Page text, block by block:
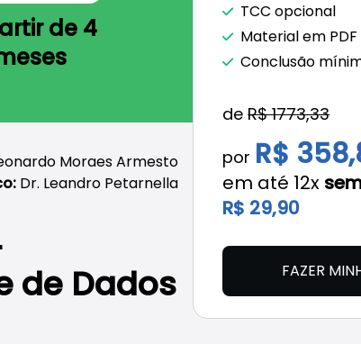
de 4
Moraes Armesto
Dr. Leandro Petarnella
de Dados
TCC opcional
Material em PDF
Conclusão
de R$ 1773,33
por R$
em até 12x
R$ 29,90
FAZER